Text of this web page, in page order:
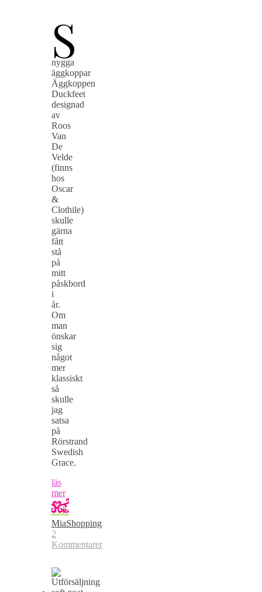
S
nygga
äggkoppar
Äggkoppen
Duckfeet
designad
av
Roos
Van
De
Velde
(finns
hos
Oscar
&
Clothile)
skulle
gärna
fått
stå
på
mitt
påskbord
i
år.
Om
man
önskar
sig
något
mer
klassiskt
så
skulle
jag
satsa
på
Rörstrand
Swedish
Grace.
läs
mer
MiaShopping
2
Kommentarer